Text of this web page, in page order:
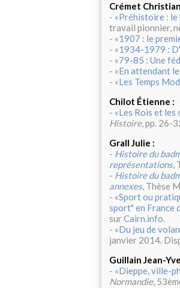
Crémet
- «Préhistoire : le
travail pionnier,
- «1907 : le
- «1934-1979 :
- «79-85 : Une
- «En attendant
- «Les Temps
Chilot Étienne :
- «Les Rois et les
Histoire, pp. 26-
Grall Julie :
- Histoire du
représentations,
- Histoire du
annexes, Thèse
- «Sport ou
sport" en France
surCairn.info.
- «Du jeu de
janvier 2014.
Guillain Jean-
- «Dieppe, ville-
Normandie,